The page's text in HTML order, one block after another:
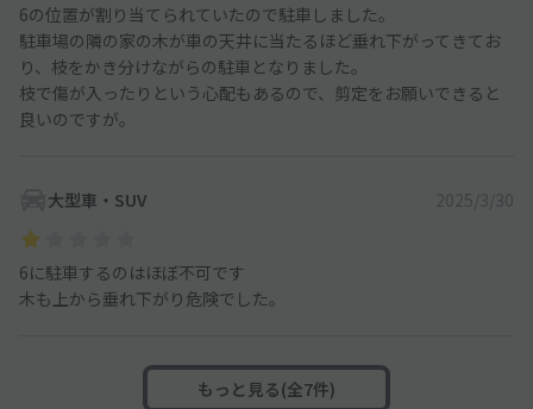
6の位置が割り当てられていたので駐車しました。
駐車場の隣の家の木が車の天井に当たるほど垂れ下がってきてお
り、枝をかき分けながらの駐車となりました。
枝で傷が入ったりという心配もあるので、剪定をお願いできると
良いのですが。
大型車・SUV 2025/3/30
6に駐車するのはほぼ不可です
木も上から垂れ下がり危険でした。
もっと見る(全7件)